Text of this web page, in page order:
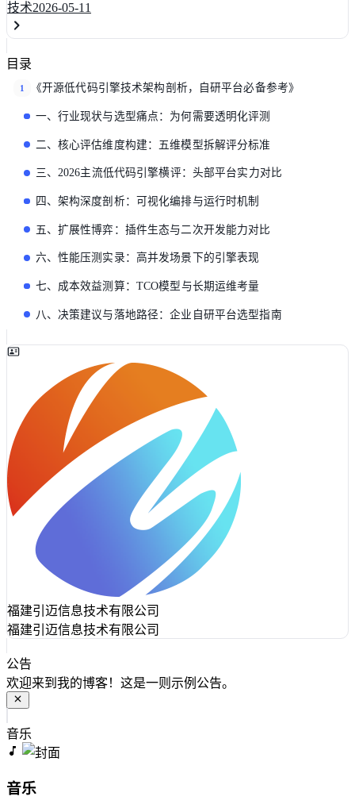
技术2026-05-11
目录
1 《开源低代码引擎技术架构剖析，自研平台必备参考》
一、行业现状与选型痛点：为何需要透明化评测
二、核心评估维度构建：五维模型拆解评分标准
三、2026主流低代码引擎横评：头部平台实力对比
四、架构深度剖析：可视化编排与运行时机制
五、扩展性博弈：插件生态与二次开发能力对比
六、性能压测实录：高并发场景下的引擎表现
七、成本效益测算：TCO模型与长期运维考量
八、决策建议与落地路径：企业自研平台选型指南
福建引迈信息技术有限公司
福建引迈信息技术有限公司
公告
欢迎来到我的博客！这是一则示例公告。
音乐
音乐